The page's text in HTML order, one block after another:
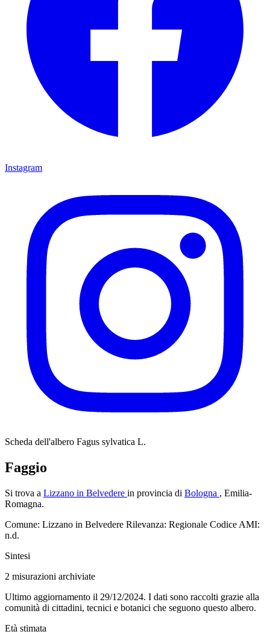
Instagram
Scheda dell'albero Fagus sylvatica L.
Faggio
Si trova a Lizzano in Belvedere in provincia di Bologna , Emilia-
Romagna.
Comune: Lizzano in Belvedere Rilevanza: Regionale Codice AMI:
n.d.
Sintesi
2 misurazioni archiviate
Ultimo aggiornamento il 29/12/2024. I dati sono raccolti grazie alla
comunità di cittadini, tecnici e botanici che seguono questo albero.
Età stimata